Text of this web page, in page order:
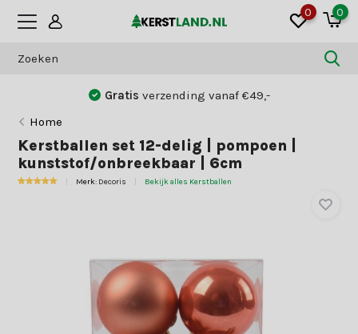
0 0
9,0klantwaardering
Home
Kerstballen set 12-delig | pompoen |
kunststof/onbreekbaar | 6cm
Merk: Decoris Bekijk alles Kerstballen